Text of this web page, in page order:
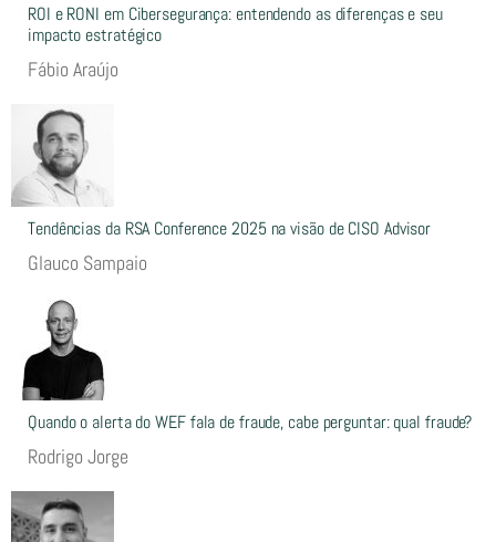
ROI e RONI em Cibersegurança: entendendo as diferenças e seu
impacto estratégico
Fábio Araújo
Tendências da RSA Conference 2025 na visão de CISO Advisor
Glauco Sampaio
Quando o alerta do WEF fala de fraude, cabe perguntar: qual fraude?
Rodrigo Jorge